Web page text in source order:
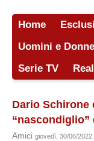
Home
Uomini e Donne
Serie TV
Dario Schirone
“nascondiglio”
Amici giovedì, 30/06/